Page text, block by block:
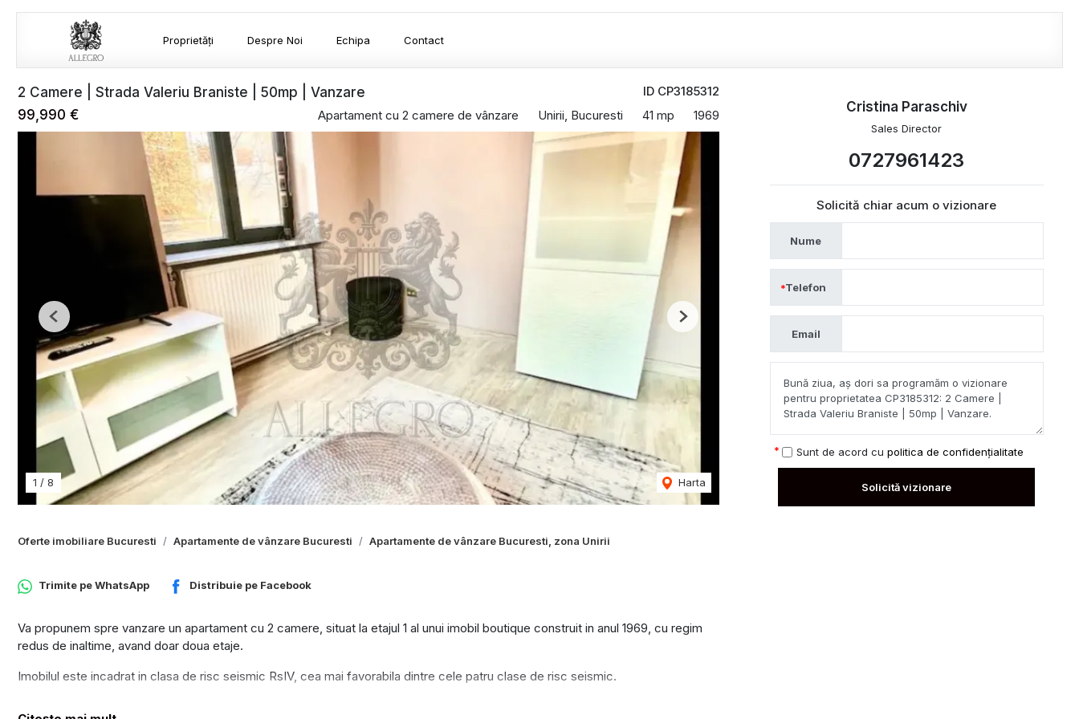
Proprietăți Despre Noi Echipa Contact
ID CP3185312
2 Camere | Strada Valeriu Braniste | 50mp | Vanzare
99,990 €
Apartament cu 2 camere de vânzare Unirii, Bucuresti 41 mp 1969
1 / 8 Harta
Previous Next
Oferte imobiliare Bucuresti Apartamente de vânzare Bucuresti Apartamente de vânzare Bucuresti, zona Unirii
Trimite peWhatsApp Distribuie pe Facebook
Va propunem spre vanzare un apartament cu 2 camere, situat la etajul 1 al unui imobil boutique construit in anul 1969, cu regim
redus de inaltime, avand doar doua etaje.
Imobilul este incadrat in clasa de risc seismic RsIV, cea mai favorabila dintre cele patru clase de risc seismic.
Cristina Paraschiv
Sales Director
0727961423
Solicită chiar acum o vizionare
Nume
Telefon
Email
Sunt de acord cu politica de confidențialitate
Solicită vizionare